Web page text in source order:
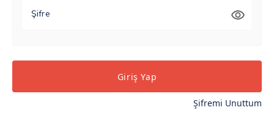
Şifre
Giriş Yap
Şifremi Unuttum